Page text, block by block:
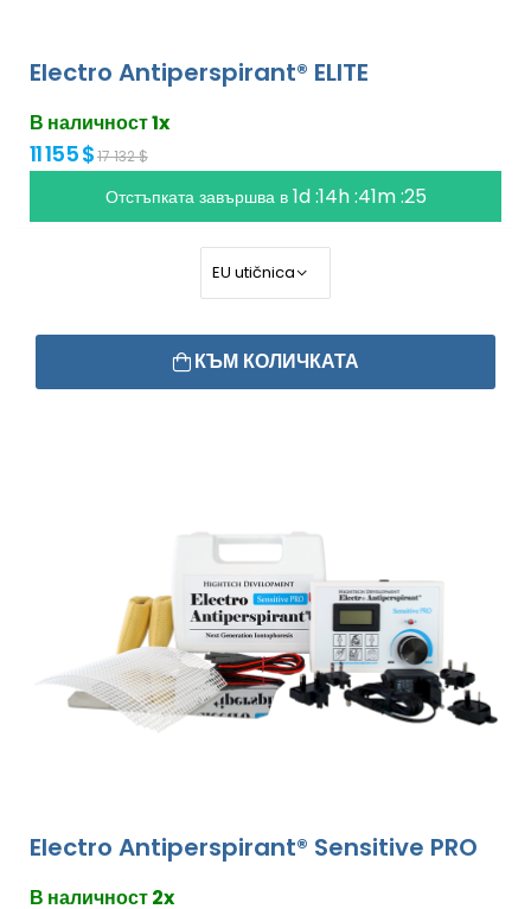
Electro Antiperspirant® ELITE
В наличност 1x
11 155 $17 132 $
Отстъпката завършва в 1d :14h :41m :25
КЪМ КОЛИЧКАТА
Electro Antiperspirant® Sensitive PRO
В наличност 2x